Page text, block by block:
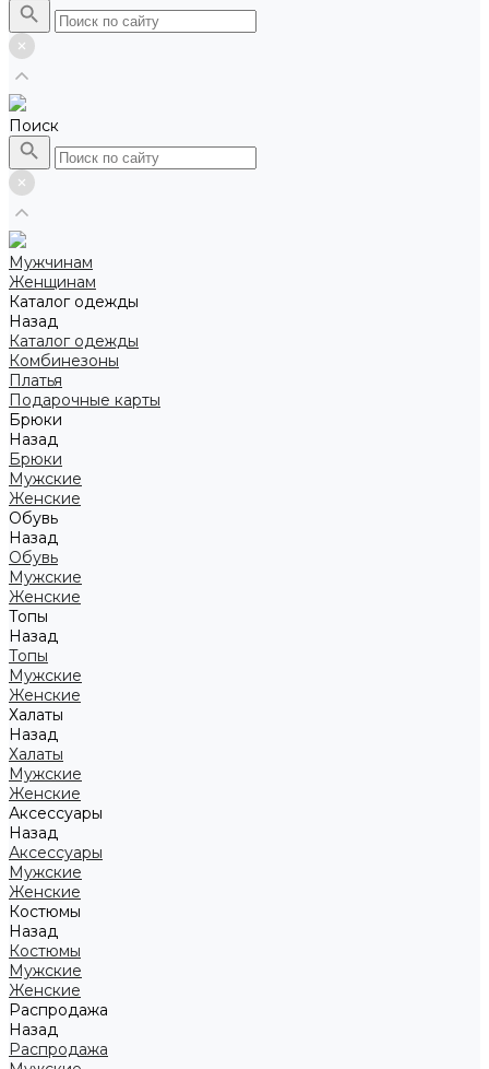
Поиск
Мужчинам
Женщинам
Каталог одежды
Назад
Каталог одежды
Комбинезоны
Платья
Подарочные карты
Брюки
Назад
Брюки
Мужские
Женские
Обувь
Назад
Обувь
Мужские
Женские
Топы
Назад
Топы
Мужские
Женские
Халаты
Назад
Халаты
Мужские
Женские
Аксессуары
Назад
Аксессуары
Мужские
Женские
Костюмы
Назад
Костюмы
Мужские
Женские
Распродажа
Назад
Распродажа